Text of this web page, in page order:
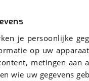
je persoonlijke
op uw
metingen
wie uw gegevens